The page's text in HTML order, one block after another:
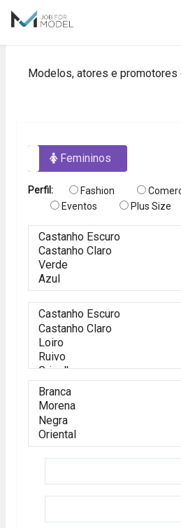
Modelos, atores e
Femininos
Perfil: Fashion
Eventos
Plus Size